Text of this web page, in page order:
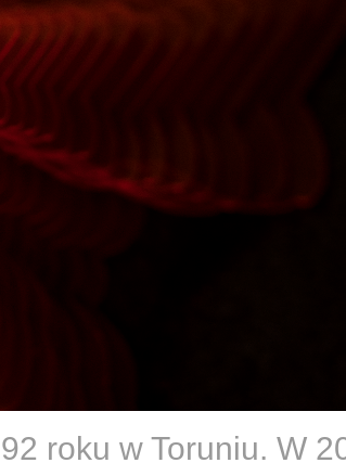
roku w Toruniu. W